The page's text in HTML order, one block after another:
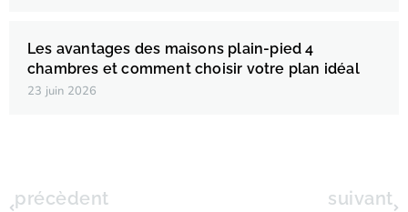
Les avantages des maisons plain-pied 4
chambres et comment choisir votre plan idéal
23 juin 2026
précèdent suivant